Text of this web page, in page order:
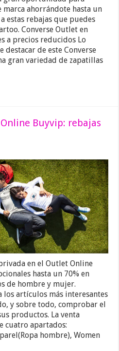
ahorrándote hasta un
estas rebajas que puedes
Converse Outlet en
a precios reducidos Lo
de este Converse
gran variedad de zapatillas
Buyvip: rebajas
en el Outlet Online
hasta un 70% en
de hombre y mujer.
los artículos más interesantes
y sobre todo, comprobar el
productos. La venta
cuatro apartados:
hombre), Women